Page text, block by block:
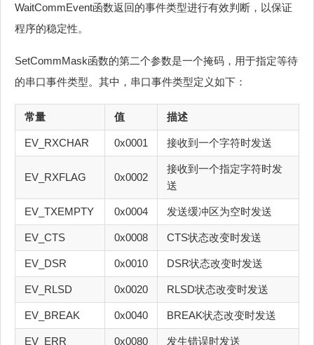
WaitCommEvent函数返回的事件类型进行有效判断，以保证
程序的稳定性。
SetCommMask函数的第二个参数是一个掩码，用于指定等待
的串口事件类型。其中，串口事件类型定义如下：
常量 值 描述
EV_RXCHAR 0x0001 接收到一个字符时发送
EV_RXFLAG 0x0002
接收到一个指定字符时发
送
EV_TXEMPTY 0x0004 发送缓冲区为空时发送
EV_CTS 0x0008 CTS状态改变时发送
EV_DSR 0x0010 DSR状态改变时发送
EV_RLSD 0x0020 RLSD状态改变时发送
EV_BREAK 0x0040 BREAK状态改变时发送
EV_ERR 0x0080 发生错误时发送